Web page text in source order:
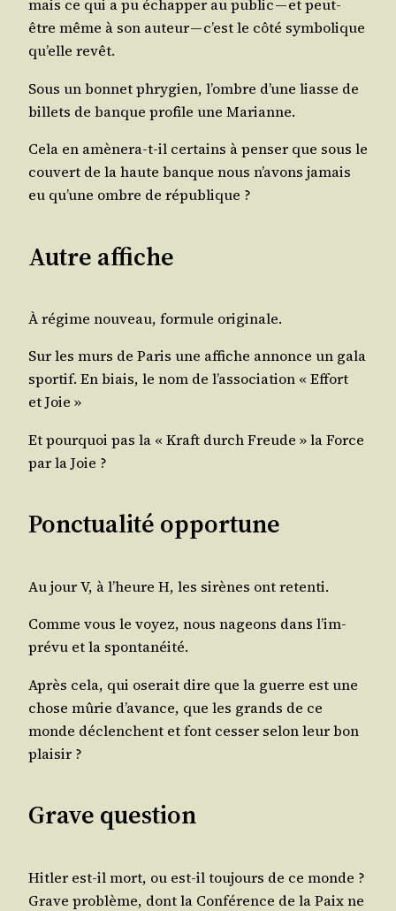
mais ce qui a pu échap­per au public — et peut-
être même à son auteur — c’est le côté sym­bo­lique
qu’elle revêt.
Sous un bon­net phry­gien, l’ombre d’une liasse de
billets de banque pro­file une Marianne.
Cela en amè­ne­ra-t-il cer­tains à pen­ser que sous le
cou­vert de la haute banque nous n’a­vons jamais
eu qu’une ombre de république ?
Autre affiche
À régime nou­veau, for­mule originale.
Sur les murs de Paris une affiche annonce un gala
spor­tif. En biais, le nom de l’as­so­cia­tion « Effort
et Joie »
Et pour­quoi pas la « Kraft durch Freude » la Force
par la Joie ?
Ponctualité opportune
Au jour V, à l’heure H, les sirènes ont retenti.
Comme vous le voyez, nous nageons dans l’im­
pré­vu et la spontanéité.
Après cela, qui ose­rait dire que la guerre est une
chose mûrie d’a­vance, que les grands de ce
monde déclenchent et font ces­ser selon leur bon
plaisir ?
Grave question
Hit­ler est-il mort, ou est-il tou­jours de ce monde ?
Grave pro­blème, dont la Confé­rence de la Paix ne